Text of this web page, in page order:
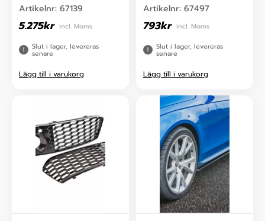
Artikelnr: 67139
5.275kr incl. Moms
Slut i lager, levereras
senare
Lägg till i varukorg
Artikelnr: 67497
793kr incl. Moms
Slut i lager, levereras
senare
Lägg till i varukorg